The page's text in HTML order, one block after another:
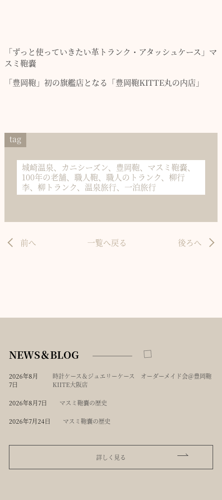
「ずっと使っていきたい革トランク・アタッシュケース」 マ
スミ鞄嚢
「豊岡鞄」初の旗艦店となる 「豊岡鞄KITTE丸の内店」
tag
城崎温泉、カニシーズン、豊岡鞄、マスミ鞄嚢、
100年の老舗、職人鞄、職人のトランク、柳行
李、柳トランク、温泉旅行、一泊旅行
前へ 一覧へ戻る 後ろへ
NEWS＆BLOG
2026年8月
7日
時計ケース＆ジュエリーケース オーダーメイド会＠豊岡鞄
KIITE大阪店
2026年8月7日 マスミ鞄嚢の歴史
2026年7月24日 マスミ鞄嚢の歴史
詳しく見る